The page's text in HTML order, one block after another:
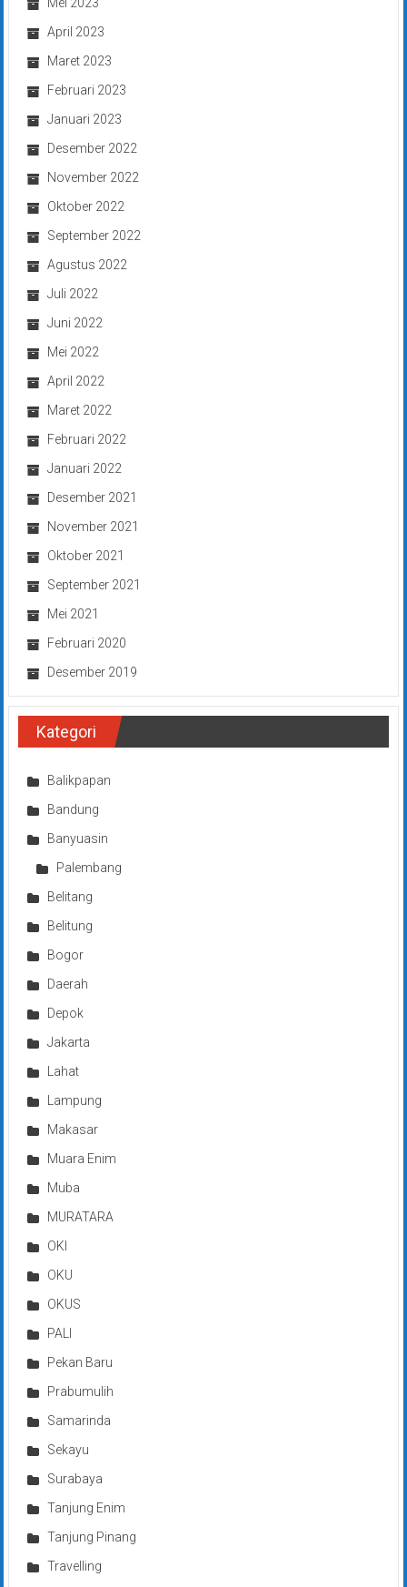
Mei 2023
April 2023
Maret 2023
Februari 2023
Januari 2023
Desember 2022
November 2022
Oktober 2022
September 2022
Agustus 2022
Juli 2022
Juni 2022
Mei 2022
April 2022
Maret 2022
Februari 2022
Januari 2022
Desember 2021
November 2021
Oktober 2021
September 2021
Mei 2021
Februari 2020
Desember 2019
Kategori
Balikpapan
Bandung
Banyuasin
Palembang
Belitang
Belitung
Bogor
Daerah
Depok
Jakarta
Lahat
Lampung
Makasar
Muara Enim
Muba
MURATARA
OKI
OKU
OKUS
PALI
Pekan Baru
Prabumulih
Samarinda
Sekayu
Surabaya
Tanjung Enim
Tanjung Pinang
Travelling